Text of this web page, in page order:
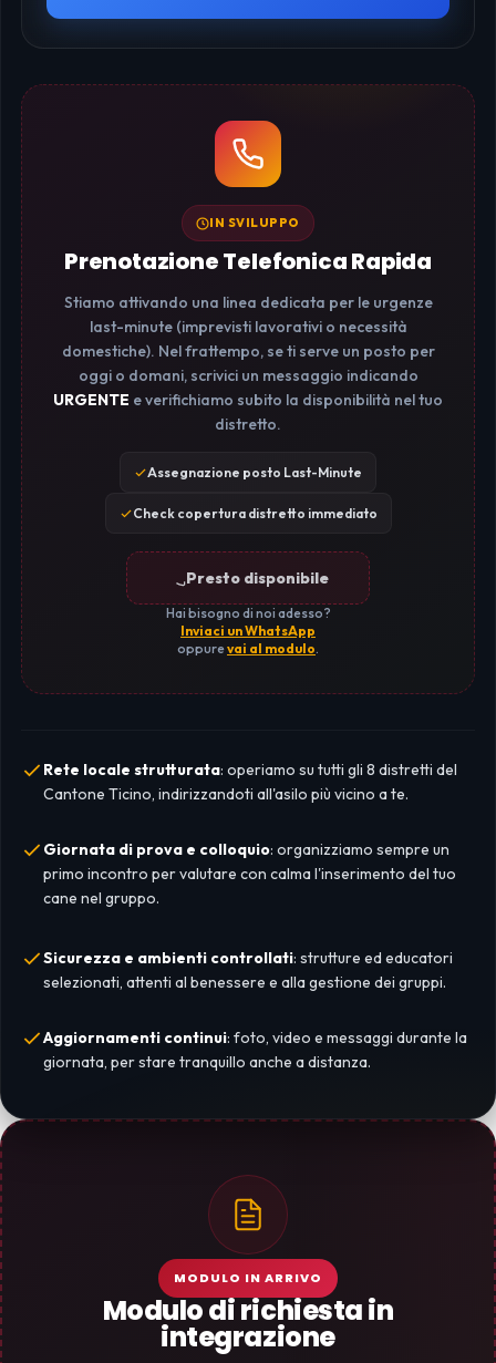
IN SVILUPPO
Prenotazione Telefonica Rapida
Stiamo attivando una linea dedicata per le urgenze
last-minute (imprevisti lavorativi o necessità
domestiche). Nel frattempo, se ti serve un posto per
oggi o domani, scrivici un messaggio indicando
URGENTE e verifichiamo subito la disponibilità nel tuo
distretto.
Assegnazione posto Last-Minute
Check copertura distretto immediato
Presto disponibile
Hai bisogno di noi adesso?
Inviaci un WhatsApp
oppurevai al modulo.
Rete locale strutturata: operiamo su tutti gli 8 distretti del
Cantone Ticino, indirizzandoti all'asilo più vicino a te.
Giornata di prova e colloquio: organizziamo sempre un
primo incontro per valutare con calma l'inserimento del tuo
cane nel gruppo.
Sicurezza e ambienti controllati: strutture ed educatori
selezionati, attenti al benessere e alla gestione dei gruppi.
Aggiornamenti continui: foto, video e messaggi durante la
giornata, per stare tranquillo anche a distanza.
MODULO IN ARRIVO
Modulo di richiesta in
integrazione